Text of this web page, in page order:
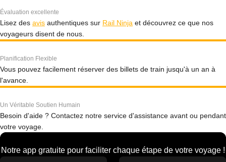
Évaluation excellente
Lisez des avis authentiques sur Rail Ninja et découvrez ce que nos
voyageurs disent de nous.
Planification Flexible
Vous pouvez facilement réserver des billets de train jusqu'à un an à
l'avance.
Un Véritable Soutien Humain
Besoin d'aide ? Contactez notre service d'assistance avant ou pendant
votre voyage.
Notre app gratuite pour faciliter chaque étape de votre voyage !